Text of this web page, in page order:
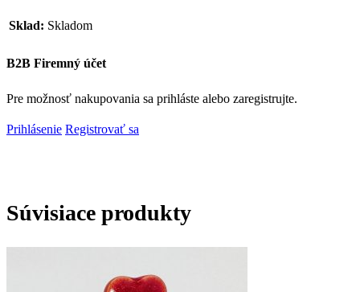
Sklad: Skladom
B2B Firemný účet
Pre možnosť nakupovania sa prihláste alebo zaregistrujte.
Prihlásenie Registrovať sa
Súvisiace produkty